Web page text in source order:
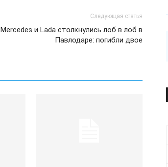
Следующая статья
Mercedes и Lada столкнулись лоб в лоб в
Павлодаре: погибли двое